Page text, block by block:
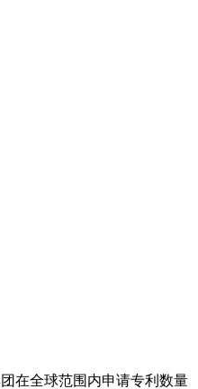
在全球范围内申请专利数量